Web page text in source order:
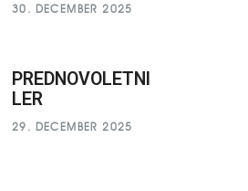
30. DECEMBER 2025
PREDNOVOLETNI
LER
29. DECEMBER 2025